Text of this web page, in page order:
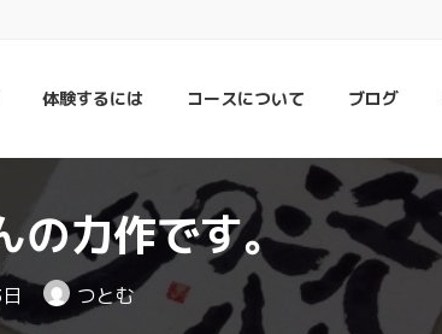
体験するには コースについて ブログ
の力作です。
つとむ